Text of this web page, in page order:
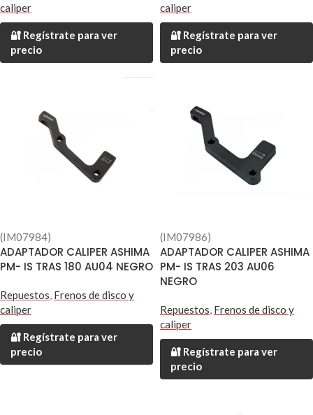
caliper
🔐 Regístrate para ver
precio
caliper
🔐 Regístrate para ver
precio
(IM07984)
ADAPTADOR CALIPER ASHIMA
PM- IS TRAS 180 AU04 NEGRO
Repuestos, Frenos de disco y
caliper
🔐 Regístrate para ver
precio
(IM07986)
ADAPTADOR CALIPER ASHIMA
PM- IS TRAS 203 AU06
NEGRO
Repuestos, Frenos de disco y
caliper
🔐 Regístrate para ver
precio